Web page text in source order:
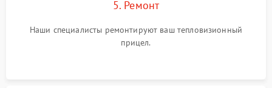
5. Ремонт
Наши специалисты ремонтируют ваш тепловизионный
прицел.